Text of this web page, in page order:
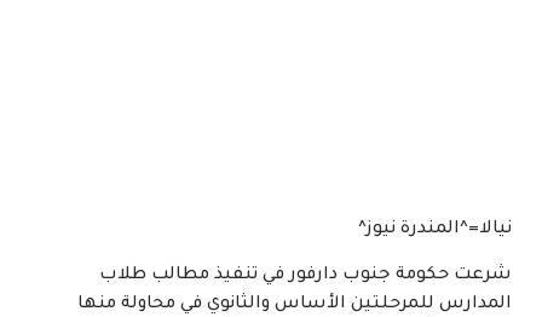
نيالا=^المندرة نيوز^
شرعت حكومة جنوب دارفور في تنفيذ مطالب طلاب
المدارس للمرحلتين الأساس والثانوي في محاولة منها